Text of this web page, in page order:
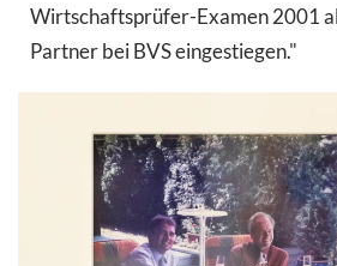
Wirtschaftsprüfer-Examen 2001
Partner bei BVS eingestiegen."